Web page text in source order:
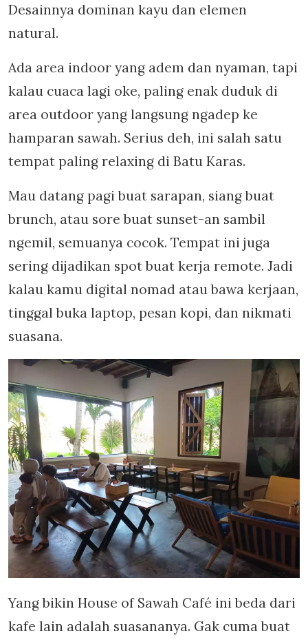
Desainnya dominan kayu dan elemen
natural.
Ada area indoor yang adem dan nyaman, tapi
kalau cuaca lagi oke, paling enak duduk di
area outdoor yang langsung ngadep ke
hamparan sawah. Serius deh, ini salah satu
tempat paling relaxing di Batu Karas.
Mau datang pagi buat sarapan, siang buat
brunch, atau sore buat sunset-an sambil
ngemil, semuanya cocok. Tempat ini juga
sering dijadikan spot buat kerja remote. Jadi
kalau kamu digital nomad atau bawa kerjaan,
tinggal buka laptop, pesan kopi, dan nikmati
suasana.
Yang bikin House of Sawah Café ini beda dari
kafe lain adalah suasananya. Gak cuma buat